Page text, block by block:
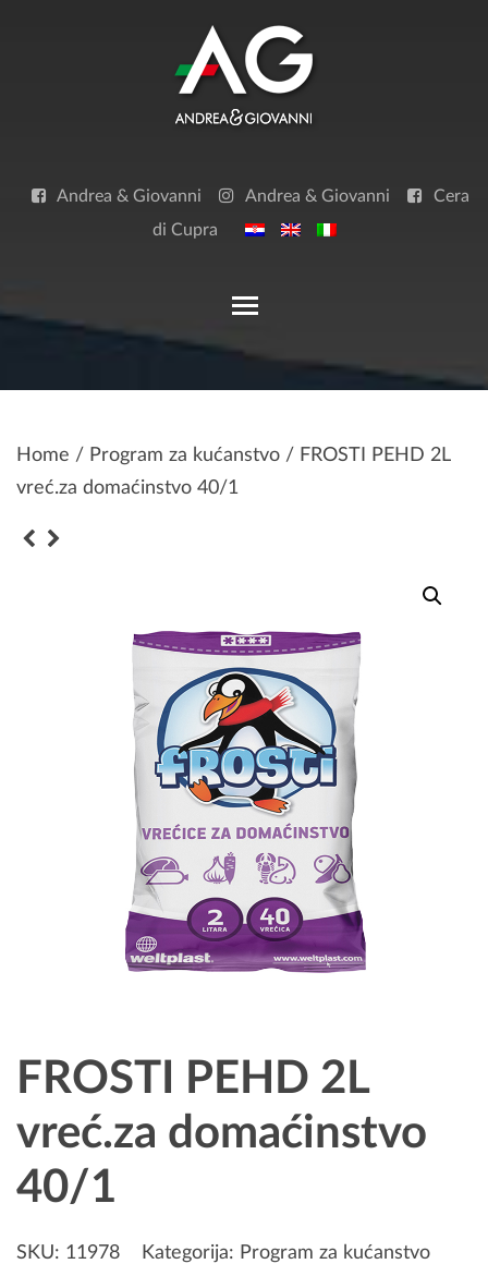
Andrea & Giovanni Andrea & Giovanni Cera
di Cupra
Home / Program za kućanstvo / FROSTI PEHD 2L
vreć.za domaćinstvo 40/1
FROSTI PEHD 2L
vreć.za domaćinstvo
40/1
SKU: 11978 Kategorija: Program za kućanstvo